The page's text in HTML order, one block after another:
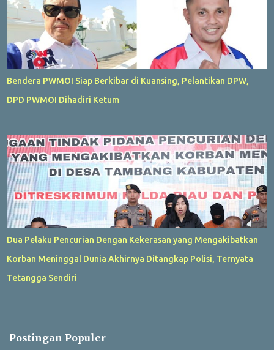
Bendera PWMOI Siap Berkibar di Kuansing, Pelantikan DPW,
DPD PWMOI Dihadiri Ketum
Dua Pelaku Pencurian Dengan Kekerasan yang Mengakibatkan
Korban Meninggal Dunia Akhirnya Ditangkap Polisi, Ternyata
Tetangga Sendiri
Postingan Populer